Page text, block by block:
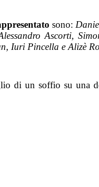
sono:
Ascorti,
Iuri Pincella e Alizè
di un soffio su una